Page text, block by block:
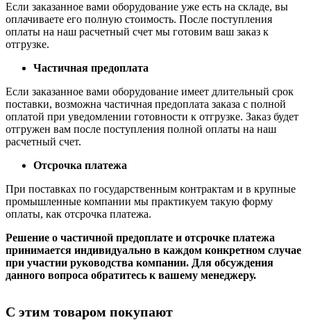
Если заказанное вами оборудование уже есть на складе, вы
оплачиваете его полную стоимость. После поступления
оплаты на наш расчетный счет мы готовим ваш заказ к
отгрузке.
Частичная предоплата
Если заказанное вами оборудование имеет длительный срок
поставки, возможна частичная предоплата заказа с полной
оплатой при уведомлении готовности к отгрузке. Заказ будет
отгружен вам после поступления полной оплаты на наш
расчетный счет.
Отсрочка платежа
При поставках по государственным контрактам и в крупные
промышленные компании мы практикуем такую форму
оплаты, как отсрочка платежа.
Решение о частичной предоплате и отсрочке платежа
принимается индивидуально в каждом конкретном случае
при участии руководства компании. Для обсуждения
данного вопроса обратитесь к вашему менеджеру.
С этим товаром покупают